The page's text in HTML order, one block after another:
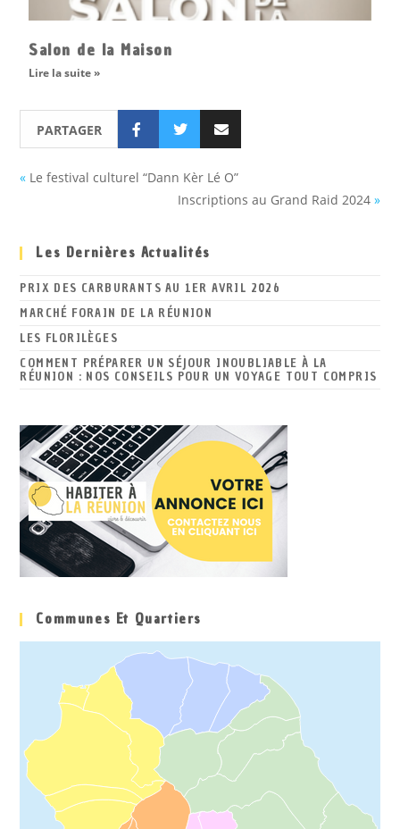
Salon de la Maison
Lire la suite »
PARTAGER
« Le festival culturel “Dann Kèr Lé O”
Inscriptions au Grand Raid 2024»
Les Dernières Actualités
PRIX DES CARBURANTS AU 1ER AVRIL 2026
MARCHÉ FORAIN DE LA RÉUNION
LES FLORILÈGES
COMMENT PRÉPARER UN SÉJOUR INOUBLIABLE À LA
RÉUNION : NOS CONSEILS POUR UN VOYAGE TOUT COMPRIS
Communes Et Quartiers